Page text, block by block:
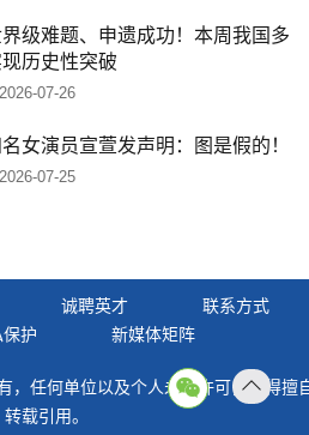
级难题、申遗成功！本周我国多
历史性突破
2026-07-26
女演员宣萱发声明：图是假的！
2026-07-25
诚聘英才
联系方式
保护 新媒体矩阵
，任何单位以及个人未经许可，不得擅
转载引用。